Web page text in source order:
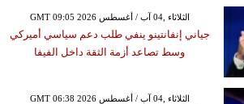
GMT 09:05 2026 الثلاثاء ,04 آب / أغسطس
جياني إنفانتينو ينفي طلب دعم سياسي أميركي
وسط تصاعد أزمة الثقة داخل الفيفا
GMT 06:38 2026 الثلاثاء ,04 آب / أغسطس